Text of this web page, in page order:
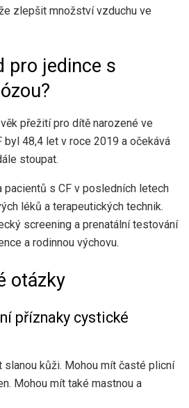
zlepšit množství vzduchu ve
pro jedince s
přežití pro dítě narozené ve
byl 48,4 let v roce 2019 a očekává
stoupat.
pacientů s CF v posledních letech
léků a terapeutických technik.
screening a prenatální testování
a rodinnou výchovu.
otázky
příznaky cystické
slanou kůži. Mohou mít časté plicní
Mohou mít také mastnou a